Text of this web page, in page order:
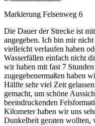
Markierung Felsenweg 6
Die Dauer der Strecke ist
angegeben. Ich bin mir
vielleicht verlaufen haben
Wasserfällen einfach nicht
wir haben mit fast 7
zugegebenermaßen haben
Hälfte sehr viel Zeit
gemacht, um schöne
beeindruckenden
Kilometer haben wir uns
Dunkelheit geraten wollten,